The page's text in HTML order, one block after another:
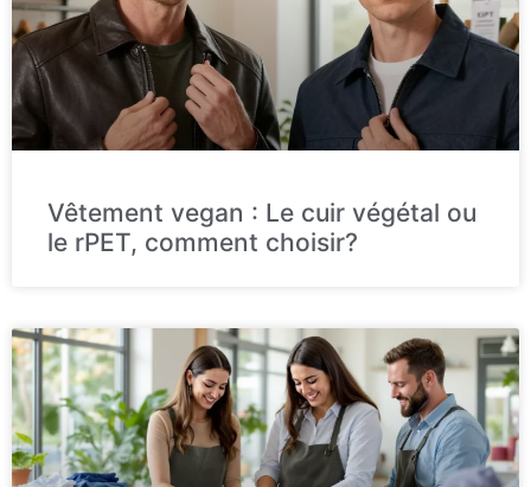
Vêtement vegan : Le cuir végétal ou
le rPET, comment choisir?